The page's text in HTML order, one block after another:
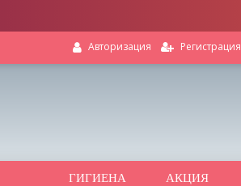
Авторизация Регистрация
ГИГИЕНА АКЦИЯ